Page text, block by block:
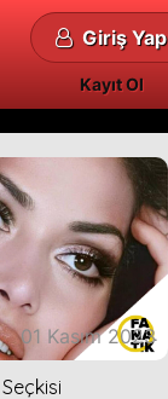
Giriş Yap
Kayıt Ol
01 Kasım 2023